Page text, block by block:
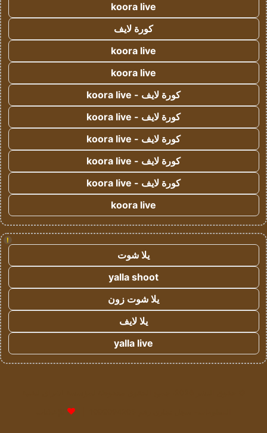
koora live
كورة لايف
koora live
koora live
كورة لايف - koora live
كورة لايف - koora live
كورة لايف - koora live
كورة لايف - koora live
كورة لايف - koora live
koora live
!
يلا شوت
yalla shoot
يلا شوت زون
يلا لايف
yalla live